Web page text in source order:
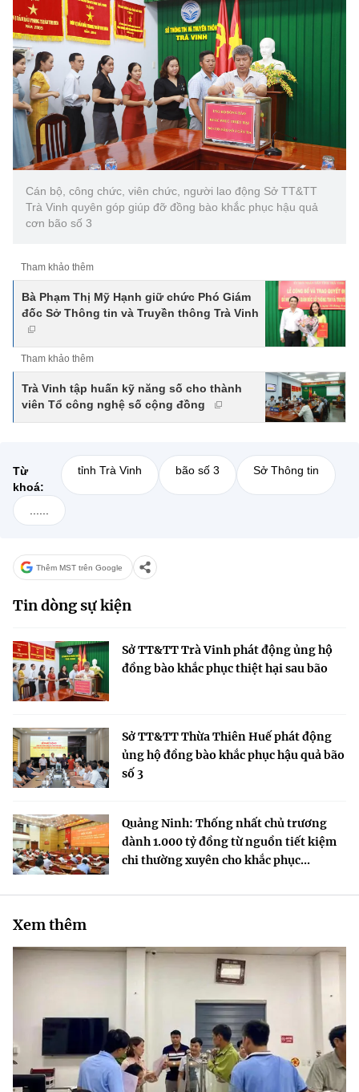
Cán bộ, công chức, viên chức, người lao động Sở TT&TT
Trà Vinh quyên góp giúp đỡ đồng bào khắc phục hậu quả
cơn bão số 3
Tham khảo thêm
Bà Phạm Thị Mỹ Hạnh giữ chức Phó Giám
đốc Sở Thông tin và Truyền thông Trà Vinh
Tham khảo thêm
Trà Vinh tập huấn kỹ năng số cho thành
viên Tổ công nghệ số cộng đồng
Từ
khoá:
tỉnh Trà Vinh bão số 3 Sở Thông tin
......
Thêm MST trên Google
Tin dòng sự kiện
Sở TT&TT Trà Vinh phát động ủng hộ
đồng bào khắc phục thiệt hại sau bão
Sở TT&TT Thừa Thiên Huế phát động
ủng hộ đồng bào khắc phục hậu quả bão
số 3
Quảng Ninh: Thống nhất chủ trương
dành 1.000 tỷ đồng từ nguồn tiết kiệm
chi thường xuyên cho khắc phục...
Xem thêm